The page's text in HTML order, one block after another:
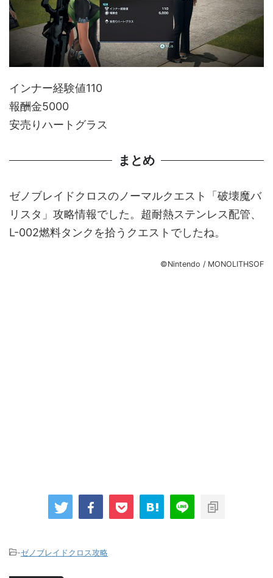
インナー経験値110
報酬金5000
安売りハートグラス
まとめ
ゼノブレイドクロスのノーマルクエスト「破壊魔バ
リスタ」攻略情報でした。超耐熱ステンレス配管、
L-002燃料タンクを拾うクエストでしたね。
©Nintendo / MONOLITHSOF
-ゼノブレイドクロス攻略